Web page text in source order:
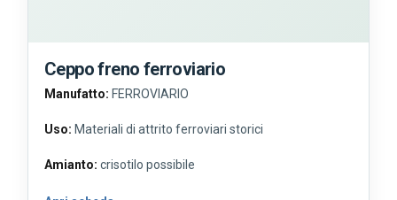
Ceppo freno ferroviario
Manufatto: FERROVIARIO
Uso: Materiali di attrito ferroviari storici
Amianto: crisotilo possibile